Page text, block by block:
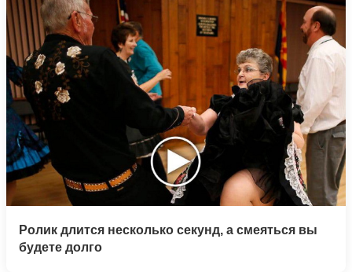
Ролик длится несколько секунд, а смеяться вы
будете долго